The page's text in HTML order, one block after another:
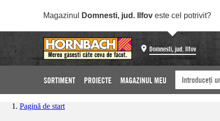
Magazinul Domnesti, jud. Ilfov este cel potrivit?
Domnesti, jud. Ilfov
SORTIMENT PROIECTE MAGAZINUL MEU
Pagină de start